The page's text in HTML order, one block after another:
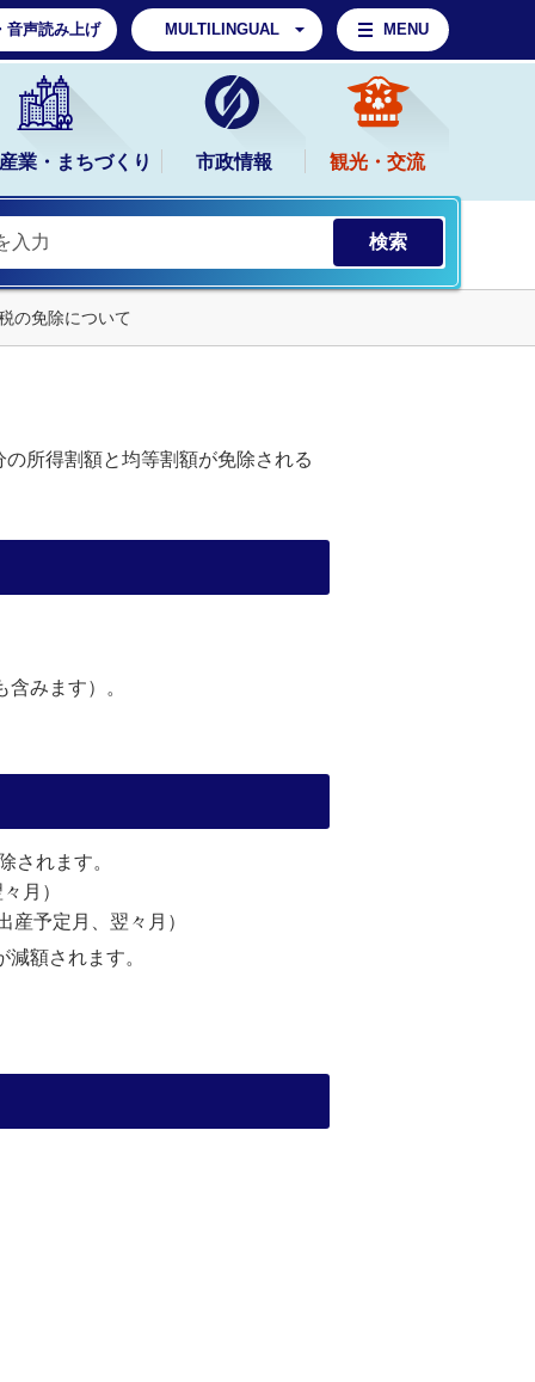
音声読み上げ MULTILINGUAL MENU
業・まちづくり 市政情報 観光・交流
の免除について
所得割額と均等割額が免除される
みます）。
されます。
月）
予定月、翌々月）
額されます。